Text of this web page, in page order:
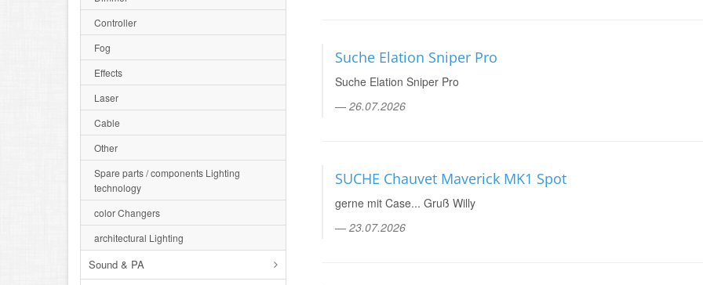
Controller
Fog
Effects
Laser
Cable
Other
Spare parts / components Lighting
technology
color Changers
architectural Lighting
Sound & PA
Suche Elation Sniper Pro
Suche Elation Sniper Pro
26.07.2026
SUCHE Chauvet Maverick MK1 Spot
gerne mit Case... Gruß Willy
23.07.2026